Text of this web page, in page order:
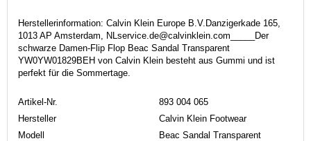
Herstellerinformation: Calvin Klein Europe B.V.Danzigerkade 165,
1013 AP Amsterdam, NLservice.de@calvinklein.com_____Der
schwarze Damen-Flip Flop Beac Sandal Transparent
YW0YW01829BEH von Calvin Klein besteht aus Gummi und ist
perfekt für die Sommertage.
Artikel-Nr.
893 004 065
Hersteller
Calvin Klein Footwear
Modell
Beac Sandal Transparent